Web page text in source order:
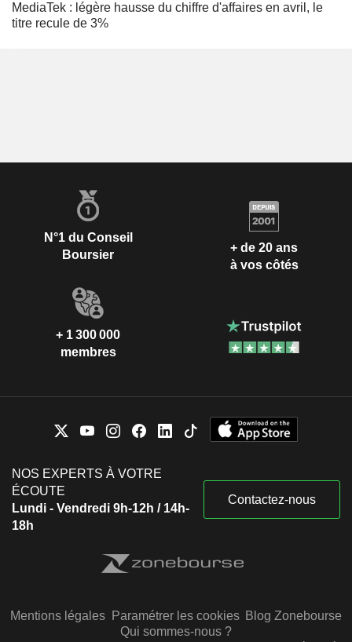
MediaTek : légère hausse du chiffre d'affaires en avril, le
titre recule de 3%
N°1 du Conseil
Boursier
+ de 20 ans
à vos côtés
+ 1 300 000
membres
NOS EXPERTS À VOTRE
ÉCOUTE
Lundi - Vendredi 9h-12h / 14h-
18h
Contactez-nous
Mentions légales Paramétrer les cookies Blog Zonebourse
Qui sommes-nous ?